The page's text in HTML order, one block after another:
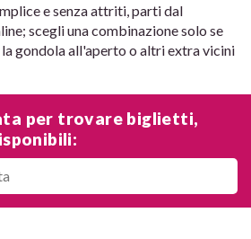
e senza attriti, parti dal
scegli una combinazione solo se
gondola all'aperto o altri extra vicini
per trovare biglietti,